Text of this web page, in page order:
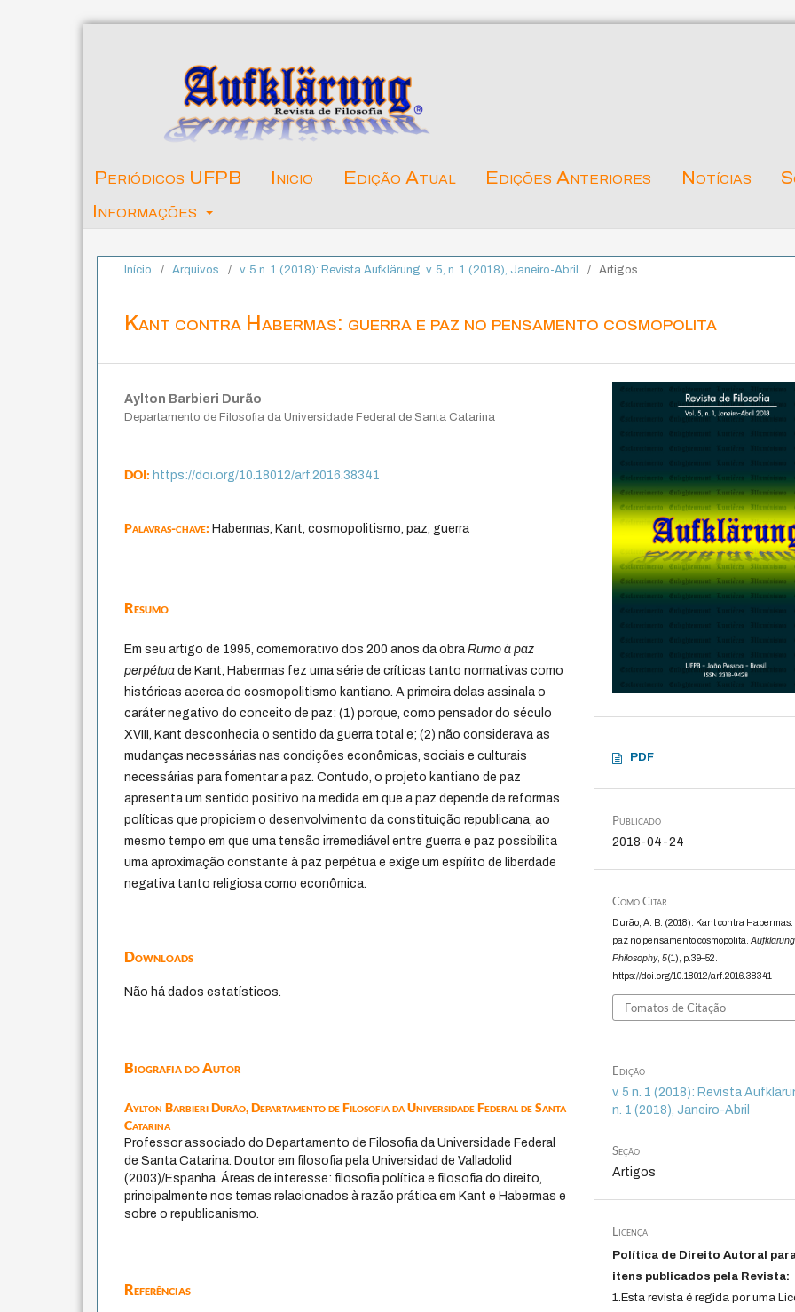
Periódicos UFPB Inicio Edição Atual Edições Anteriores Notícias
Informações
Início / Arquivos / v. 5 n. 1 (2018): Revista Aufklärung. v. 5, n. 1 (2018), Janeiro-Abril / Artigos
Kant contra Habermas: guerra e paz no pensamento cosmopolita
Aylton Barbieri Durão
Departamento de Filosofia da Universidade Federal de Santa Catarina
DOI:https://doi.org/10.18012/arf.2016.38341
Palavras-chave:Habermas, Kant, cosmopolitismo, paz, guerra
Resumo
Em seu artigo de 1995, comemorativo dos 200 anos da obraRumo à paz
perpétua de Kant, Habermas fez uma série de críticas tanto normativas como
históricas acerca do cosmopolitismo kantiano. A primeira delas assinala o
caráter negativo do conceito de paz: (1) porque, como pensador do século
XVIII, Kant desconhecia o sentido da guerra total e; (2) não considerava as
mudanças necessárias nas condições econômicas, sociais e culturais
necessárias para fomentar a paz. Contudo, o projeto kantiano de paz
apresenta um sentido positivo na medida em que a paz depende de reformas
políticas que propiciem o desenvolvimento da constituição republicana, ao
mesmo tempo em que uma tensão irremediável entre guerra e paz possibilita
uma aproximação constante à paz perpétua e exige um espírito de liberdade
negativa tanto religiosa como econômica.
Downloads
Não há dados estatísticos.
Biografia do Autor
Aylton Barbieri Durão,Departamento de Filosofia da Universidade Federal de Santa
Catarina
Professor associado do Departamento de Filosofia da Universidade Federal
de Santa Catarina. Doutor em filosofia pela Universidad de Valladolid
(2003)/Espanha. Áreas de interesse: filosofia política e filosofia do direito,
principalmente nos temas relacionados à razão prática em Kant e Habermas e
sobre o republicanismo.
Referências
PDF
Publicado
2018-04-24
Como Citar
Durão, A. B. (2018). Kant contra
paz no pensamento cosmopolita.
Philosophy,5(1), p.39–52.
https://doi.org/10.18012/arf.2016.38341
Fomatos de Citação
Edição
v. 5 n. 1 (2018): Revista
n. 1 (2018), Janeiro-Abril
Seção
Artigos
Licença
Política de Direito Autoral
itens publicados pela Revista:
1.Esta revista é regida por uma